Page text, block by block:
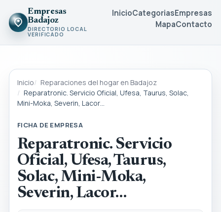
Empresas
Badajoz
DIRECTORIO LOCAL
VERIFICADO
InicioCategoriasEmpresas
MapaContacto
Inicio
Reparaciones del hogar en Badajoz
Reparatronic. Servicio Oficial, Ufesa, Taurus, Solac,
Mini-Moka, Severin, Lacor…
FICHA DE EMPRESA
Reparatronic. Servicio
Oficial, Ufesa, Taurus,
Solac, Mini-Moka,
Severin, Lacor…